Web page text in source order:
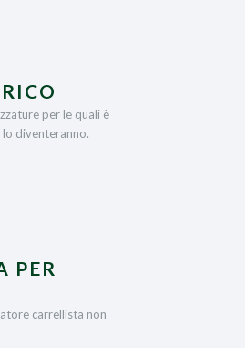
per le quali è
diventeranno.
PER
carrellista non